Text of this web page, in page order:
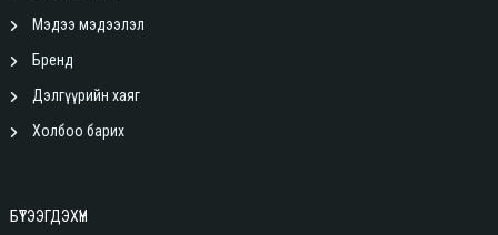
Мэдээ мэдээлэл
Бренд
Дэлгүүрийн хаяг
Холбоо барих
БҮТЭЭГДЭХҮҮН